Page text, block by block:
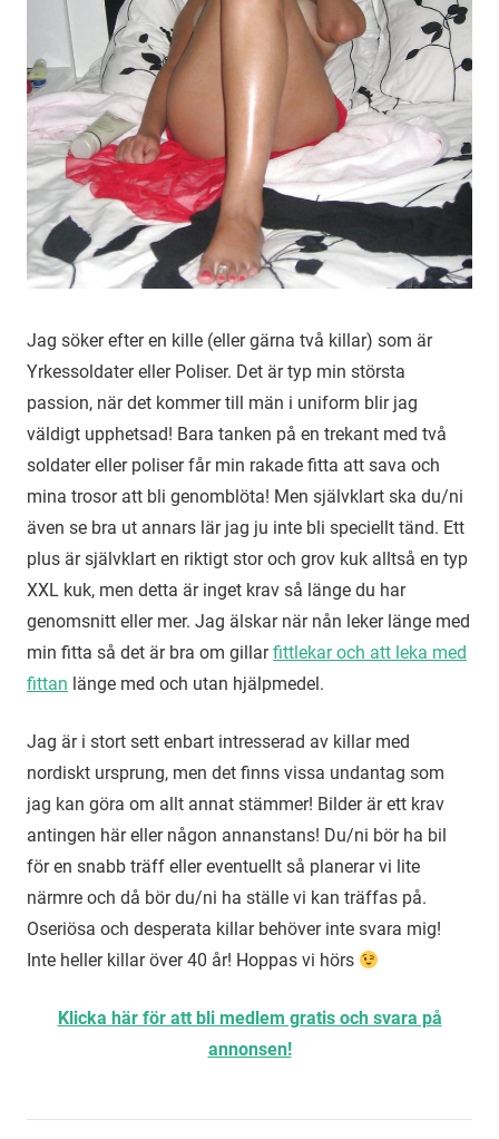
Jag söker efter en kille (eller gärna två killar) som är
Yrkessoldater eller Poliser. Det är typ min största
passion, när det kommer till män i uniform blir jag
väldigt upphetsad! Bara tanken på en trekant med två
soldater eller poliser får min rakade fitta att sava och
mina trosor att bli genomblöta! Men självklart ska du/ni
även se bra ut annars lär jag ju inte bli speciellt tänd. Ett
plus är självklart en riktigt stor och grov kuk alltså en typ
XXL kuk, men detta är inget krav så länge du har
genomsnitt eller mer. Jag älskar när nån leker länge med
min fitta så det är bra om gillarfittlekar och att leka med
fittan länge med och utan hjälpmedel.
Jag är i stort sett enbart intresserad av killar med
nordiskt ursprung, men det finns vissa undantag som
jag kan göra om allt annat stämmer! Bilder är ett krav
antingen här eller någon annanstans! Du/ni bör ha bil
för en snabb träff eller eventuellt så planerar vi lite
närmre och då bör du/ni ha ställe vi kan träffas på.
Oseriösa och desperata killar behöver inte svara mig!
Inte heller killar över 40 år! Hoppas vi hörs
Klicka här för att bli medlem gratis och svara på
annonsen!